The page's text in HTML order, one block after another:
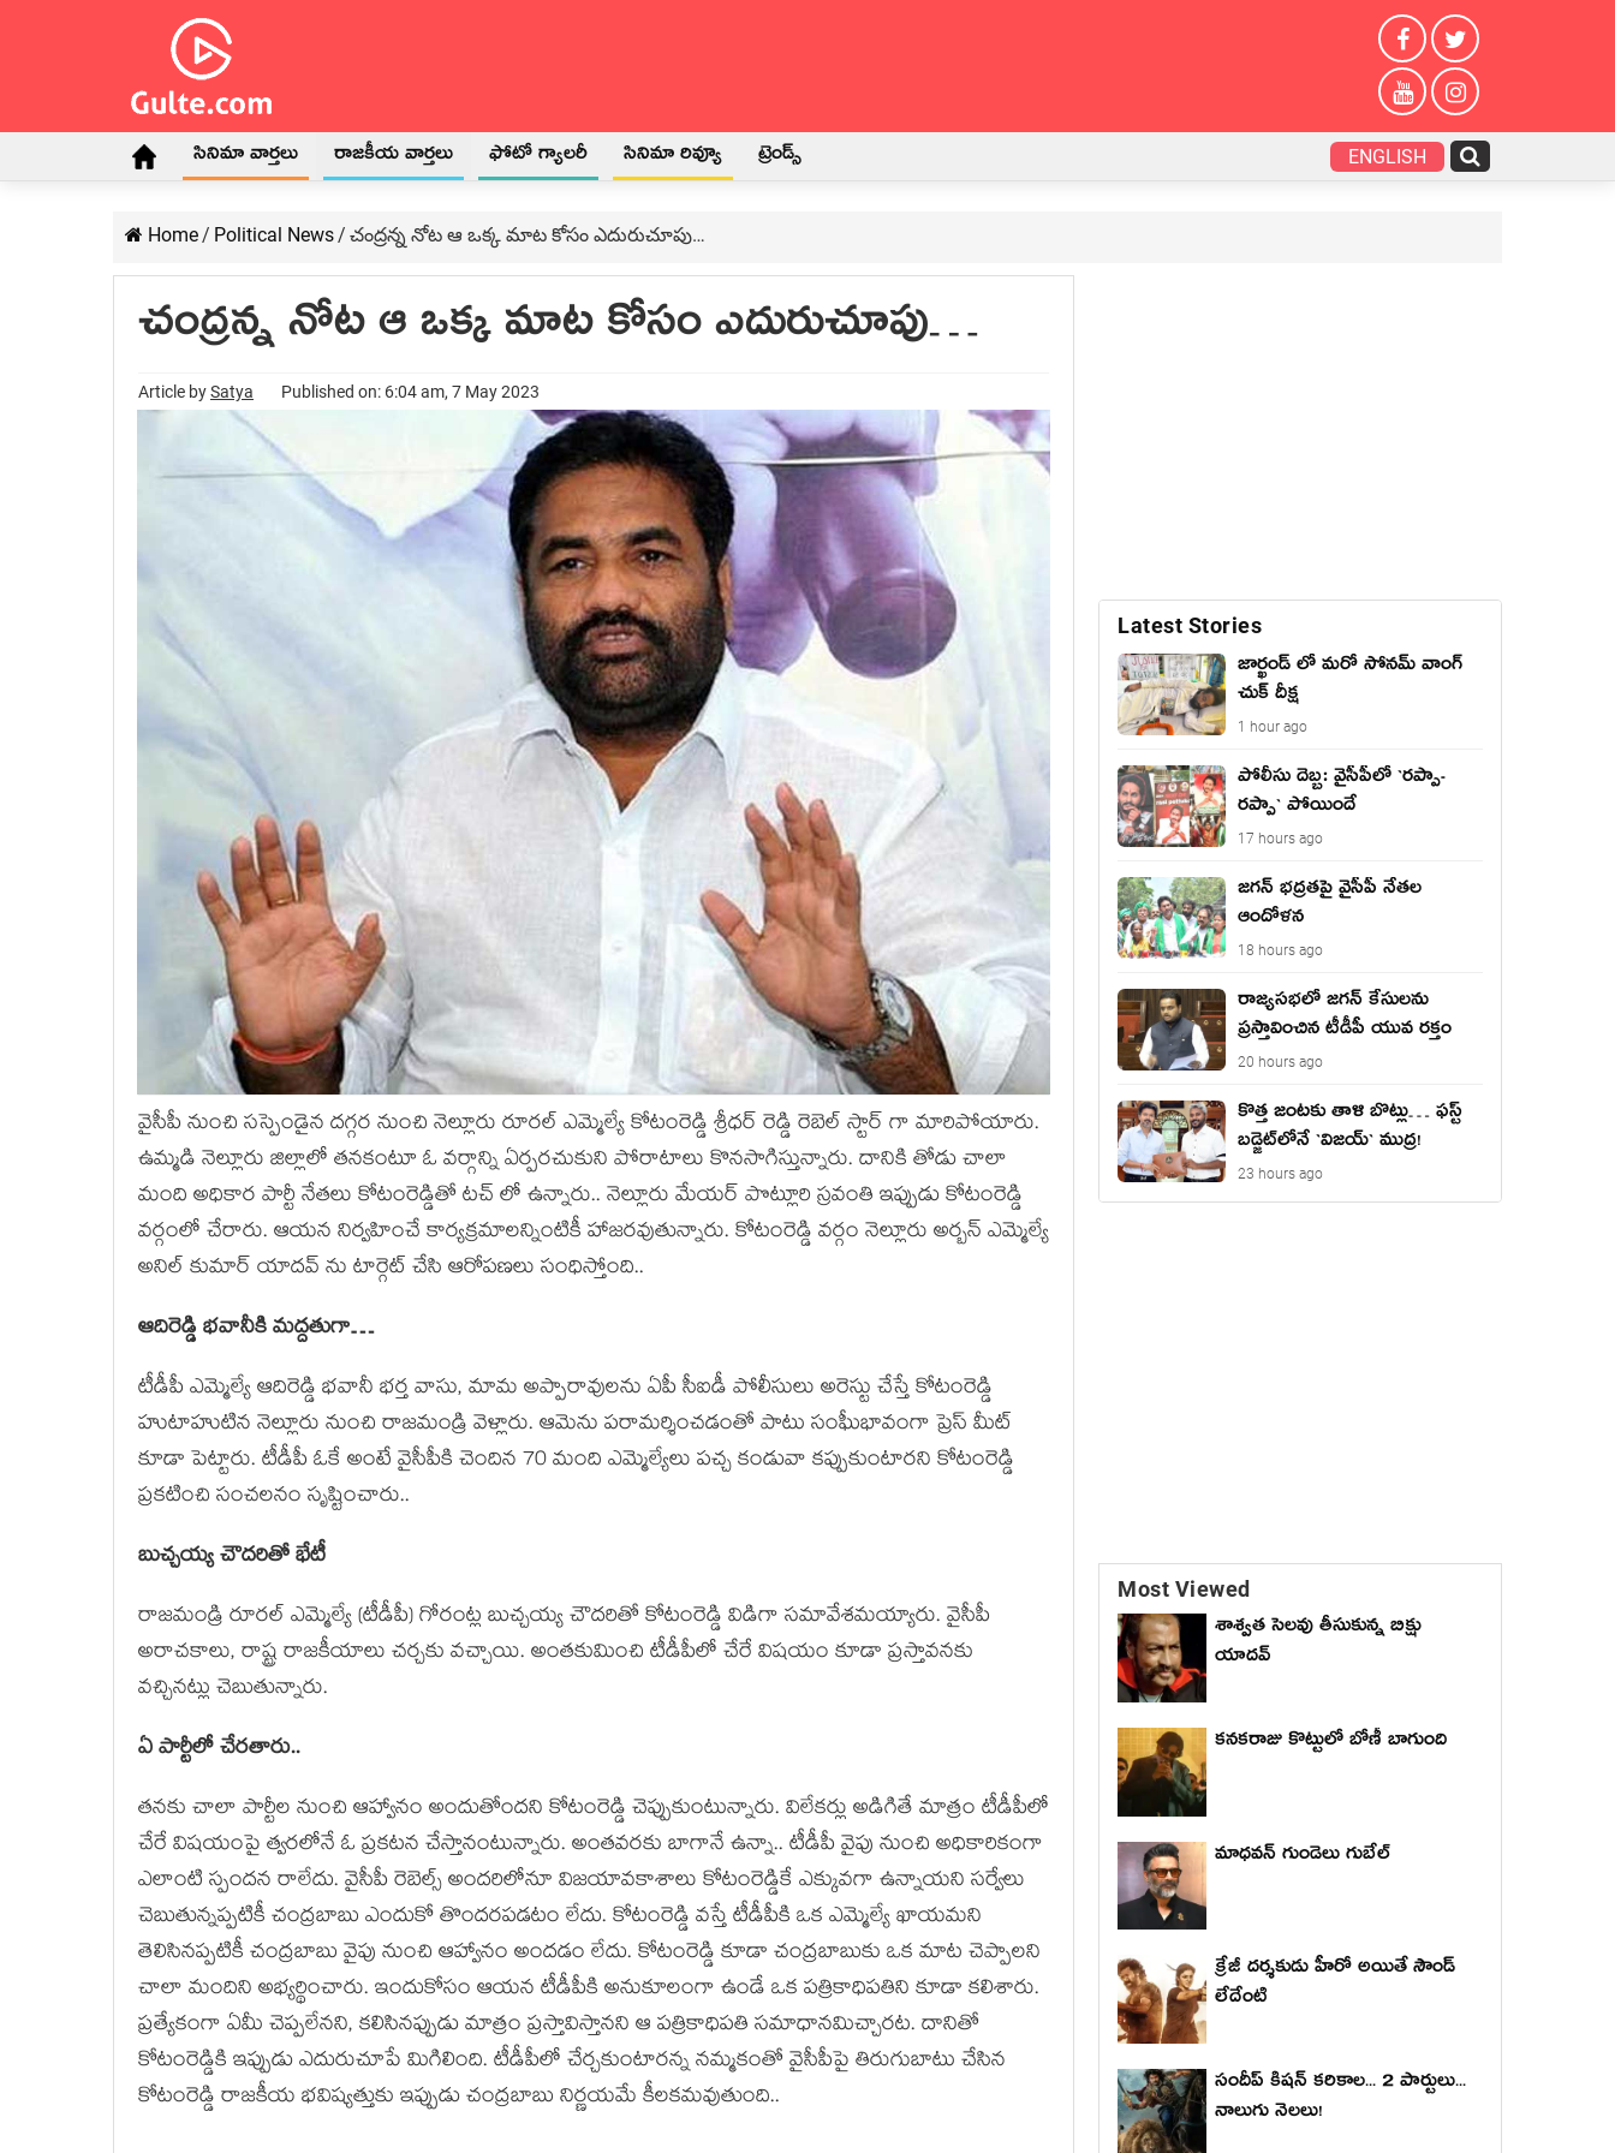
సినిమా వార్తలు రాజకీయ వార్తలు ఫోటో గ్యాలరీ సినిమా రివ్యూ ట్రెండ్స్ ENGLISH
Home/ Political News/ చంద్రన్న నోట ఆ ఒక్క మాట కోసం ఎదురుచూపు…
చంద్రన్న నోట ఆ ఒక్క మాట కోసం ఎదురుచూపు…
Article bySatya Published on: 6:04 am, 7 May 2023
వైసీపీ నుంచి సస్పెండైన దగ్గర నుంచి నెల్లూరు రూరల్ ఎమ్మెల్యే కోటంరెడ్డి శ్రీధర్ రెడ్డి రెబెల్ స్టార్ గా మారిపోయారు.
ఉమ్మడి నెల్లూరు జిల్లాలో తనకంటూ ఓ వర్గాన్ని ఏర్పరచుకుని పోరాటాలు కొనసాగిస్తున్నారు. దానికి తోడు చాలా
మంది అధికార పార్టీ నేతలు కోటంరెడ్డితో టచ్ లో ఉన్నారు.. నెల్లూరు మేయర్ పొట్లూరి స్రవంతి ఇప్పుడు కోటంరెడ్డి
వర్గంలో చేరారు. ఆయన నిర్వహించే కార్యక్రమాలన్నింటికీ హాజరవుతున్నారు. కోటంరెడ్డి వర్గం నెల్లూరు అర్బన్ ఎమ్మెల్యే
అనిల్ కుమార్ యాదవ్ ను టార్గెట్ చేసి ఆరోపణలు సంధిస్తోంది..
ఆదిరెడ్డి భవానీకి మద్దతుగా…
టీడీపీ ఎమ్మెల్యే ఆదిరెడ్డి భవానీ భర్త వాసు, మామ అప్పారావులను ఏపీ సీఐడీ పోలీసులు అరెస్టు చేస్తే కోటంరెడ్డి
హుటాహుటిన నెల్లూరు నుంచి రాజమండ్రి వెళ్లారు. ఆమెను పరామర్శించడంతో పాటు సంఘీభావంగా ప్రెస్ మీట్
కూడా పెట్టారు. టీడీపీ ఓకే అంటే వైసీపీకి చెందిన 70 మంది ఎమ్మెల్యేలు పచ్చ కండువా కప్పుకుంటారని కోటంరెడ్డి
ప్రకటించి సంచలనం సృష్టించారు..
బుచ్చయ్య చౌదరితో భేటీ
రాజమండ్రి రూరల్ ఎమ్మెల్యే (టీడీపీ) గోరంట్ల బుచ్చయ్య చౌదరితో కోటంరెడ్డి విడిగా సమావేశమయ్యారు. వైసీపీ
అరాచకాలు, రాష్ట్ర రాజకీయాలు చర్చకు వచ్చాయి. అంతకుమించి టీడీపీలో చేరే విషయం కూడా ప్రస్తావనకు
వచ్చినట్లు చెబుతున్నారు.
ఏ పార్టీలో చేరతారు..
తనకు చాలా పార్టీల నుంచి ఆహ్వానం అందుతోందని కోటంరెడ్డి చెప్పుకుంటున్నారు. విలేకర్లు అడిగితే మాత్రం టీడీపీలో
చేరే విషయంపై త్వరలోనే ఓ ప్రకటన చేస్తానంటున్నారు. అంతవరకు బాగానే ఉన్నా.. టీడీపీ వైపు నుంచి అధికారికంగా
ఎలాంటి స్పందన రాలేదు. వైసీపీ రెబెల్స్ అందరిలోనూ విజయావకాశాలు కోటంరెడ్డికే ఎక్కువగా ఉన్నాయని సర్వేలు
చెబుతున్నప్పటికీ చంద్రబాబు ఎందుకో తొందరపడటం లేదు. కోటంరెడ్డి వస్తే టీడీపీకి ఒక ఎమ్మెల్యే ఖాయమని
తెలిసినప్పటికీ చంద్రబాబు వైపు నుంచి ఆహ్వానం అందడం లేదు. కోటంరెడ్డి కూడా చంద్రబాబుకు ఒక మాట చెప్పాలని
చాలా మందిని అభ్యర్థించారు. ఇందుకోసం ఆయన టీడీపీకి అనుకూలంగా ఉండే ఒక పత్రికాధిపతిని కూడా కలిశారు.
ప్రత్యేకంగా ఏమీ చెప్పలేనని, కలిసినప్పుడు మాత్రం ప్రస్తావిస్తానని ఆ పత్రికాధిపతి సమాధానమిచ్చారట. దానితో
కోటంరెడ్డికి ఇప్పుడు ఎదురుచూపే మిగిలింది. టీడీపీలో చేర్చకుంటారన్న నమ్మకంతో వైసీపీపై తిరుగుబాటు చేసిన
కోటంరెడ్డి రాజకీయ భవిష్యత్తుకు ఇప్పుడు చంద్రబాబు నిర్ణయమే కీలకమవుతుంది..
Latest Stories
జార్ఖండ్ లో మరో సోనమ్ వాంగ్
చుక్ దీక్ష
1 hour ago
పోలీసు దెబ్బ: వైసీపీలో `ర‌ప్పా-
ర‌ప్పా` పోయిందే
17 hours ago
జ‌గ‌న్ భద్రతపై వైసీపీ నేతల
ఆందోళన
18 hours ago
రాజ్యసభలో జగన్ కేసులను
ప్రస్తావించిన టీడీపీ యువ రక్తం
20 hours ago
కొత్త జంట‌కు తాళి బొట్లు… ఫ‌స్ట్
బ‌డ్జెట్‌లోనే `విజ‌య్` ముద్ర‌!
23 hours ago
Most Viewed
శాశ్వత సెలవు తీసుకున్న బిక్షు
యాదవ్
కనకరాజు కొట్టులో బోణీ బాగుంది
మాధ‌వ‌న్ గుండెలు గుబేల్‌
క్రేజీ దర్శకుడు హీరో అయితే సౌండ్
లేదేంటి
సందీప్ కిషన్ కరికాల... 2 పార్టులు...
నాలుగు నెలలు!